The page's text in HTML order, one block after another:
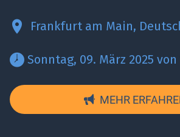
Frankfurt am Main,
Sonntag, 09. März 2025 von
MEHR